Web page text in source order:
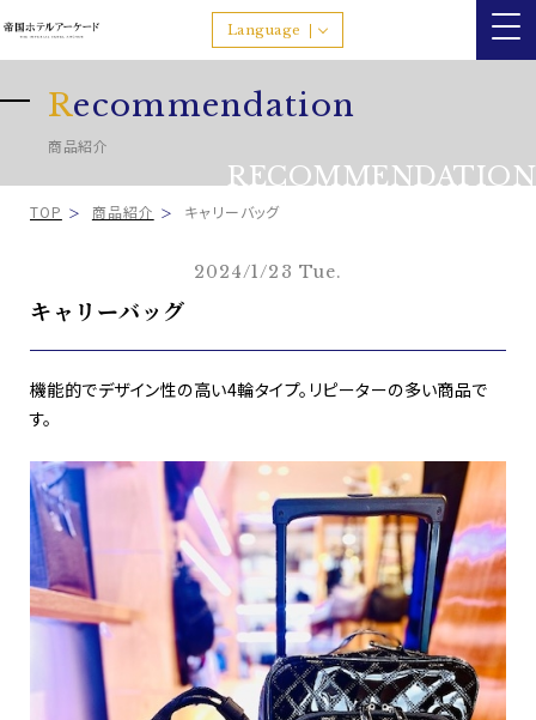
Language
Recommendation
商品紹介
RECOMMENDATION
TOP 商品紹介 キャリーバッグ
2024/1/23 Tue.
キャリーバッグ
機能的でデザイン性の高い4輪タイプ。リピーターの多い商品で
す。